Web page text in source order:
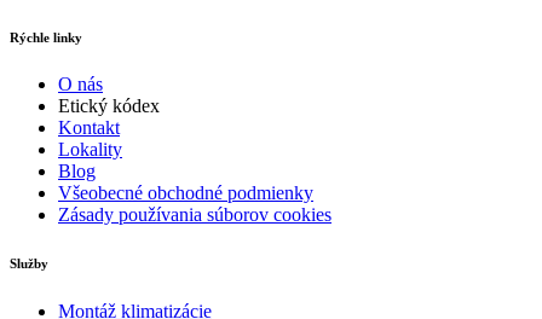
Rýchle linky
O nás
Etický kódex
Kontakt
Lokality
Blog
Všeobecné obchodné podmienky
Zásady používania súborov cookies
Služby
Montáž klimatizácie